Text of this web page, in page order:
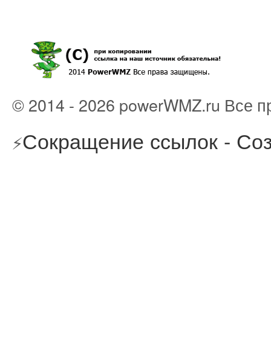
© 2014 - 2026 powerWMZ.ru Все
⚡Сокращение ссылок -